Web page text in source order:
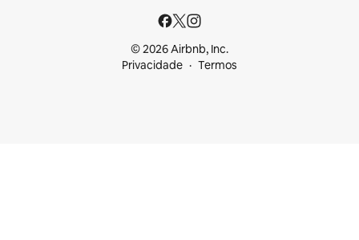
© 2026 Airbnb, Inc.
Privacidade
Termos